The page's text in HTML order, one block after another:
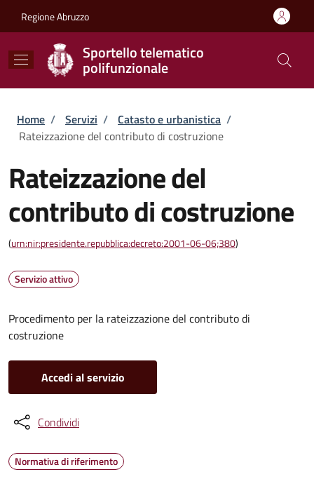
Regione Abruzzo
Sportello telematico
polifunzionale
Briciole di pane
Home / Servizi / Catasto e urbanistica /
Rateizzazione del contributo di costruzione
Rateizzazione del
contributo di costruzione
(urn:nir:presidente.repubblica:decreto:2001-06-06;380)
Servizio attivo
Procedimento per la rateizzazione del contributo di
costruzione
Accedi al servizio
Condividi
Normativa di riferimento